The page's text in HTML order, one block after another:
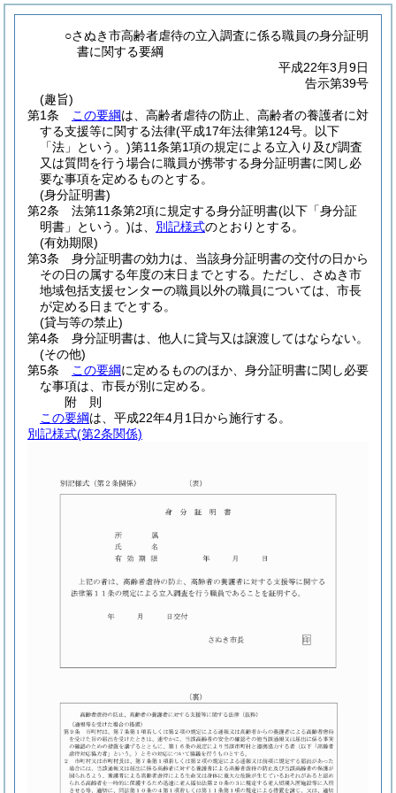
○さぬき市高齢者虐待の立入調査に係る職員の身分証明
書に関する要綱
平成22年3月9日
告示第39号
(趣旨)
第1条
この要綱は、高齢者虐待の防止、高齢者の養護者に対
する支援等に関する法律(平成17年法律第124号。以下
「法」という。)第11条第1項の規定による立入り及び調査
又は質問を行う場合に職員が携帯する身分証明書に関し必
要な事項を定めるものとする。
(身分証明書)
第2条
法第11条第2項に規定する身分証明書(以下「身分証
明書」という。)は、 別記様式のとおりとする。
(有効期限)
第3条
身分証明書の効力は、当該身分証明書の交付の日から
その日の属する年度の末日までとする。 ただし、さぬき市
地域包括支援センターの職員以外の職員については、市長
が定める日までとする。
(貸与等の禁止)
第4条
身分証明書は、他人に貸与又は譲渡してはならない。
(その他)
第5条
この要綱に定めるもののほか、身分証明書に関し必要
な事項は、市長が別に定める。
附 則
この要綱は、平成22年4月1日から施行する。
別記様式(第2条関係)